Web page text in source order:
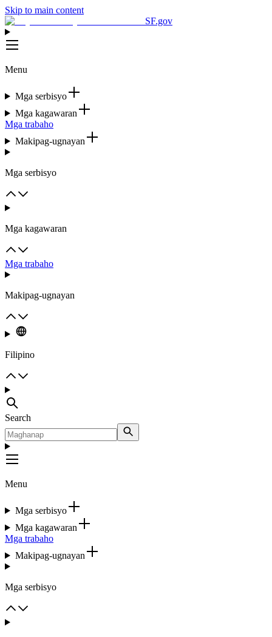
Skip to main content
SF.gov
Menu
Mga serbisyo
Mga kagawaran
Mga trabaho
Makipag-ugnayan
Mga serbisyo
Mga kagawaran
Mga trabaho
Makipag-ugnayan
Filipino
Search
Menu
Mga serbisyo
Mga kagawaran
Mga trabaho
Makipag-ugnayan
Mga serbisyo